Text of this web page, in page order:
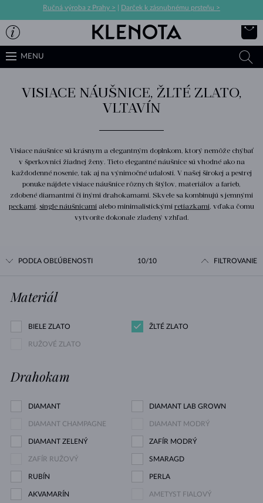
Ručná výroba z Prahy > Darček k zásnubnému prsteňu >
MENU
VISIACE NÁUŠNICE, ŽLTÉ ZLATO,
VLTAVÍN
Visiace náušnice sú krásnym a elegantným doplnkom, ktorý nemôže chýbať
v šperkovnici žiadnej ženy. Tieto elegantné náušnice sú vhodné ako na
každodenné nosenie, tak aj na výnimočné udalosti. V našej širokej a pestrej
ponuke nájdete visiace náušnice rôznych štýlov, materiálov a farieb,
zdobené diamantmi či inými drahokamami. Skvele sa kombinujú s jemnými
peckami, single náušnicami alebo minimalistickými retiazkami, vďaka čomu
vytvoríte dokonale zladený vzhľad.
PODĽA OBĽÚBENOSTI 10/10 FILTROVANIE
Materiál
BIELE ZLATO ŽLTÉ ZLATO
RUŽOVÉ ZLATO
Drahokam
DIAMANT DIAMANT LAB GROWN
DIAMANT CHAMPAGNE DIAMANT MODRÝ
DIAMANT ZELENÝ ZAFÍR MODRÝ
ZAFÍR RUŽOVÝ SMARAGD
RUBÍN PERLA
AKVAMARÍN AMETYST FIALOVÝ